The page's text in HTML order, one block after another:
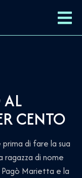
CENTO
di fare la sua
ragazza di nome
Marietta e la